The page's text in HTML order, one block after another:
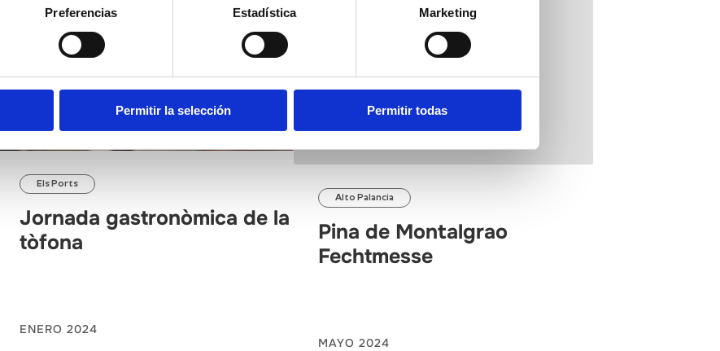
Preferencias Estadística Marketing
Permitir la selección Permitir todas
Els Ports
Jornada gastronòmica de la
tòfona
ENERO 2024
Alto Palancia
Pina de Montalgrao
Fechtmesse
MAYO 2024